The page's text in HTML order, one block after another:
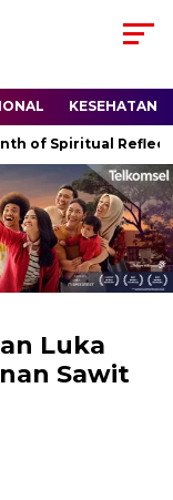
KESEHATAN
Spiritual Reflection,
Luka
Sawit